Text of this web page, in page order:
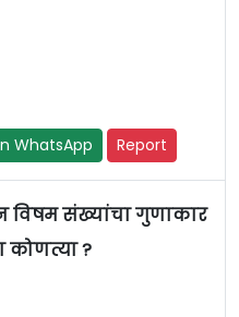
WhatsApp Report
विषम संख्यांचा गुणाकार
कोणत्या ?